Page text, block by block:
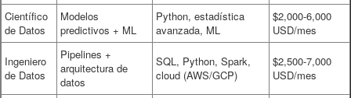
Científico
de Datos
Modelos
predictivos + ML
Python, estadística
avanzada, ML
$2,000-6,000
USD/mes
Ingeniero
de Datos
Pipelines +
arquitectura de
datos
SQL, Python, Spark,
cloud (AWS/GCP)
$2,500-7,000
USD/mes